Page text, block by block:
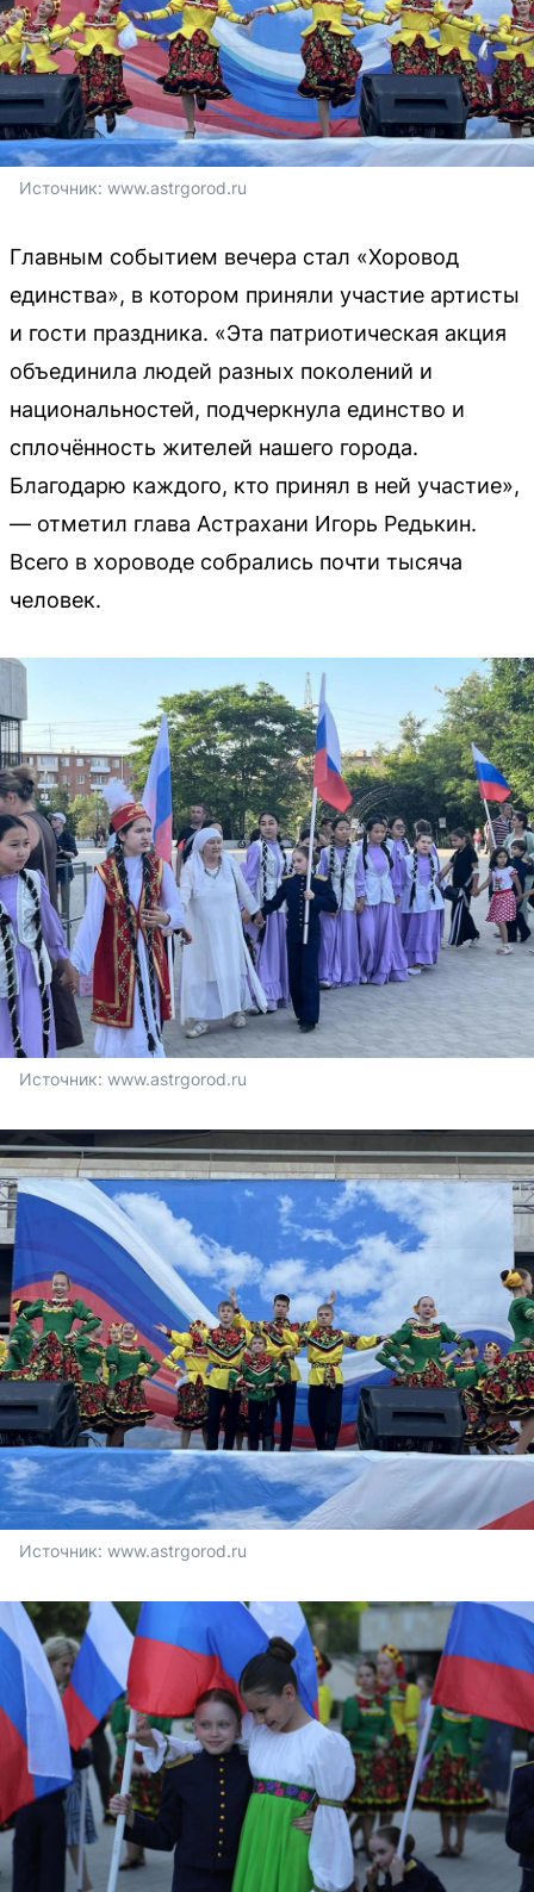
Источник: www.astrgorod.ru
Главным событием вечера стал «Хоровод
единства», в котором приняли участие артисты
и гости праздника. «Эта патриотическая акция
объединила людей разных поколений и
национальностей, подчеркнула единство и
сплочённость жителей нашего города.
Благодарю каждого, кто принял в ней участие»,
— отметил глава Астрахани Игорь Редькин.
Всего в хороводе собрались почти тысяча
человек.
Источник: www.astrgorod.ru
Источник: www.astrgorod.ru